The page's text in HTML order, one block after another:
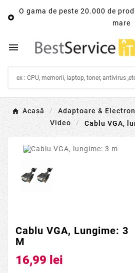

O gama de peste 20.000 de
mare

Acasă Adaptoare &
Video
Cablu VGA,
Cablu VGA, Lungime: 3
M
16,99 lei